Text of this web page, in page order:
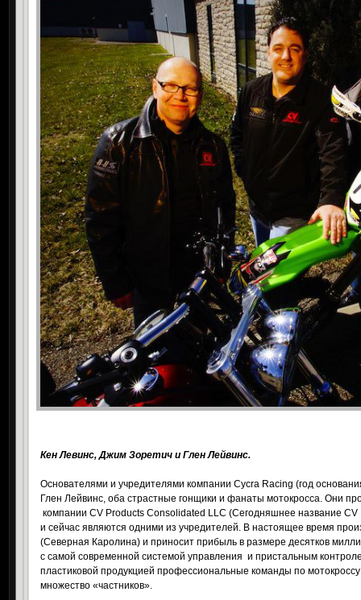
Кен Левинс, Джим Зоретич и Глен Лейвинс.
Основателями и учредителями компании Cycra Racing (год
Глен Лейвинс, оба страстные гонщики и фанаты мотокросса. Они
компании CV Products Consolidated LLC (Сегодняшнее название
и сейчас являются одними из учредителей. В настоящее время
(Северная Каролина) и приносит прибыль в размере десятков
с самой современной системой управления и пристальным
пластиковой продукцией профессиональные команды по
множество «частников».